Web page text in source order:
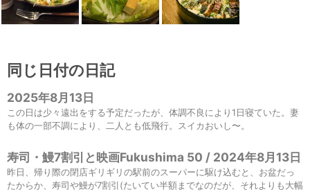
同じ日付の日記
2025年8月13日
この日は少々遠出をする予定だったが、体調不良により1日寝ていた。妻
も体の一部不調により、二人とも低飛行。スイカおいし〜。
寿司・鰻7割引と映画Fukushima 50 / 2024年8月13日
昨日、帰り際の閉店ギリギリの駅前のスーパーに駆け込むと、お盆だっ
たからか、寿司や鰻が7割引(たいてい半額までなのだが、それよりも大幅